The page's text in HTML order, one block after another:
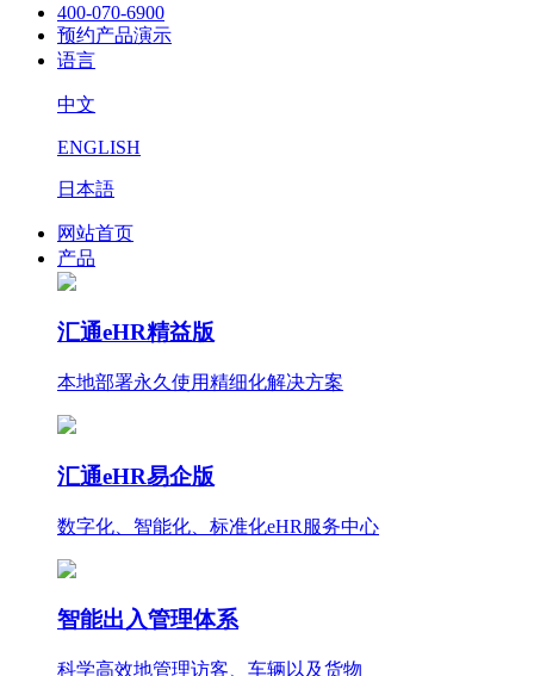
400-070-6900
预约产品演示
语言
中文
ENGLISH
日本語
网站首页
产品
汇通eHR精益版
本地部署永久使用精细化解决方案
汇通eHR易企版
数字化、智能化、标准化eHR服务中心
智能出入管理体系
科学高效地管理访客、车辆以及货物